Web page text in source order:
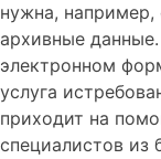
нужна, например,
архивные
электронном
услуга
приходит на
специалистов из